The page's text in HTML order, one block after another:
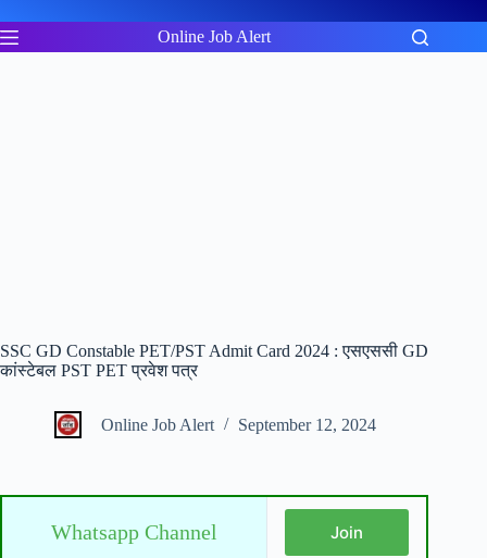
to
content
Online Job Alert
SSC GD Constable PET/PST Admit Card 2024 : एसएससी GD
कांस्टेबल PST PET प्रवेश पत्र
Online Job Alert September 12, 2024
Whatsapp Channel Join